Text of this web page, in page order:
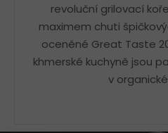
revoluční grilovací
maximem chuti
oceněné Great Taste
khmerské kuchyně jsou
v